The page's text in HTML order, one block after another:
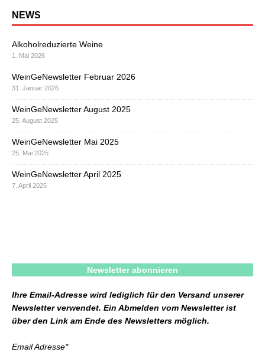
NEWS
Alkoholreduzierte Weine
1. Mai 2026
WeinGeNewsletter Februar 2026
31. Januar 2026
WeinGeNewsletter August 2025
25. August 2025
WeinGeNewsletter Mai 2025
25. Mai 2025
WeinGeNewsletter April 2025
7. April 2025
Newsletter abonnieren
Ihre Email-Adresse wird lediglich für den Versand unserer
Newsletter verwendet. Ein Abmelden vom Newsletter ist
über den Link am Ende des Newsletters möglich.
Email Adresse*